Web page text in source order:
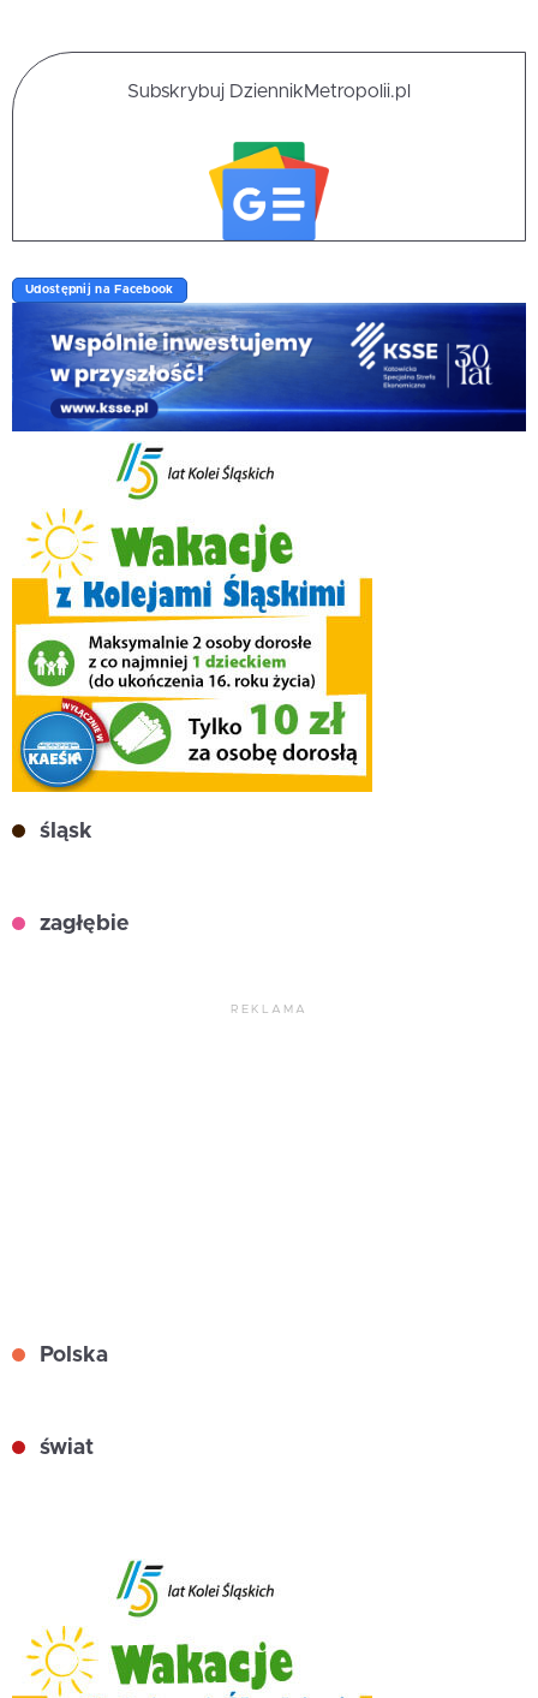
Subskrybuj DziennikMetropolii.pl
Udostępnij na Facebook
śląsk
zagłębie
REKLAMA
Polska
świat